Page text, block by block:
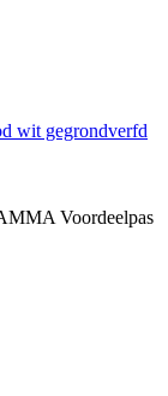
wit gegrondverfd
Voordeelpas